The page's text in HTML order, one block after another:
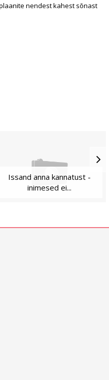
nendest kahest sõnast
Issand anna kannatust -
inimesed ei...